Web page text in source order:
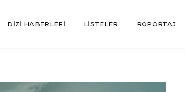
DIZI HABERLERI LISTELER RÖPORTAJ